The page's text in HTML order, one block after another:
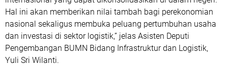
Hal ini akan memberikan nilai tambah bagi perekonomian
nasional sekaligus membuka peluang pertumbuhan usaha
dan investasi di sektor logistik,” jelas Asisten Deputi
Pengembangan BUMN Bidang Infrastruktur dan Logistik,
Yuli Sri Wilanti.